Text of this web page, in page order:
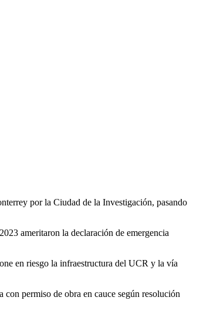
por la Ciudad de la Investigación, pasando
ameritaron la declaración de emergencia
en riesgo la infraestructura del UCR y la vía
permiso de obra en cauce según resolución